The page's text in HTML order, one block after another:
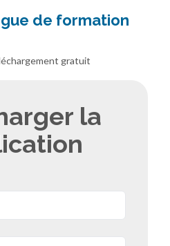
de formation
gratuit
la